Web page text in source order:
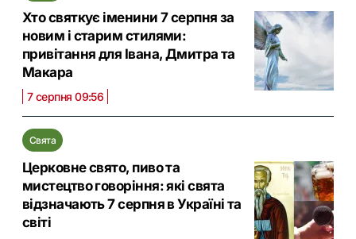
Хто святкує іменини 7 серпня за
новим і старим стилями:
привітання для Івана, Дмитра та
Макара
7 серпня 09:56
Свята
Церковне свято, пиво та
мистецтво говоріння: які свята
відзначають 7 серпня в Україні та
світі